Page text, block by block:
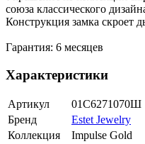
союза классического
Конструкция замка скроет
Гарантия: 6 месяцев
Характеристики
Артикул
01С6271070Ш
Бренд
Estet Jewelry
Коллекция
Impulse Gold